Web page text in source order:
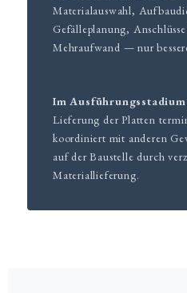
Materialauswahl,
Gefälleplanung,
Mehraufwand — nur
Im
Lieferung der Platten
koordiniert mit anderen
auf der Baustelle durch
Materiallieferung.